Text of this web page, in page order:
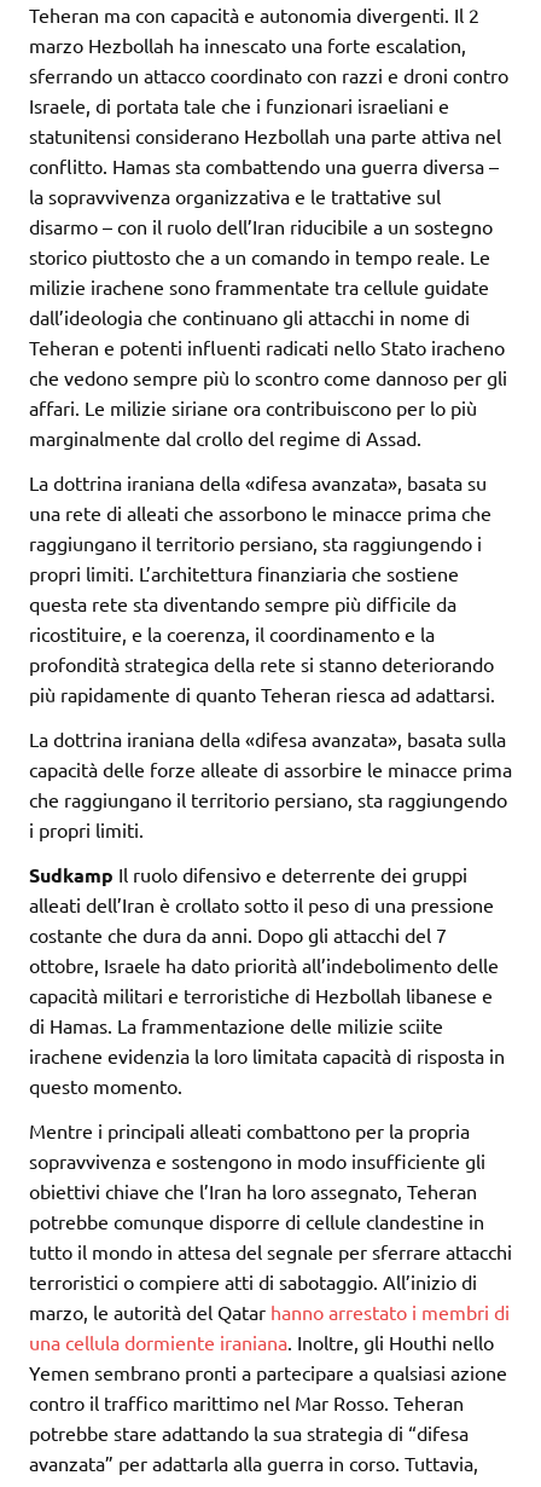
Teheran ma con capacità e autonomia divergenti. Il 2
marzo Hezbollah ha innescato una forte escalation,
sferrando un attacco coordinato con razzi e droni contro
Israele, di portata tale che i funzionari israeliani e
statunitensi considerano Hezbollah una parte attiva nel
conflitto. Hamas sta combattendo una guerra diversa –
la sopravvivenza organizzativa e le trattative sul
disarmo – con il ruolo dell’Iran riducibile a un sostegno
storico piuttosto che a un comando in tempo reale. Le
milizie irachene sono frammentate tra cellule guidate
dall’ideologia che continuano gli attacchi in nome di
Teheran e potenti influenti radicati nello Stato iracheno
che vedono sempre più lo scontro come dannoso per gli
affari. Le milizie siriane ora contribuiscono per lo più
marginalmente dal crollo del regime di Assad.
La dottrina iraniana della «difesa avanzata», basata su
una rete di alleati che assorbono le minacce prima che
raggiungano il territorio persiano, sta raggiungendo i
propri limiti. L’architettura finanziaria che sostiene
questa rete sta diventando sempre più difficile da
ricostituire, e la coerenza, il coordinamento e la
profondità strategica della rete si stanno deteriorando
più rapidamente di quanto Teheran riesca ad adattarsi.
La dottrina iraniana della «difesa avanzata», basata sulla
capacità delle forze alleate di assorbire le minacce prima
che raggiungano il territorio persiano, sta raggiungendo
i propri limiti.
Sudkamp Il ruolo difensivo e deterrente dei gruppi
alleati dell’Iran è crollato sotto il peso di una pressione
costante che dura da anni. Dopo gli attacchi del 7
ottobre, Israele ha dato priorità all’indebolimento delle
capacità militari e terroristiche di Hezbollah libanese e
di Hamas. La frammentazione delle milizie sciite
irachene evidenzia la loro limitata capacità di risposta in
questo momento.
Mentre i principali alleati combattono per la propria
sopravvivenza e sostengono in modo insufficiente gli
obiettivi chiave che l’Iran ha loro assegnato, Teheran
potrebbe comunque disporre di cellule clandestine in
tutto il mondo in attesa del segnale per sferrare attacchi
terroristici o compiere atti di sabotaggio. All’inizio di
marzo, le autorità del Qatar hanno arrestato i membri di
una cellula dormiente iraniana . Inoltre, gli Houthi nello
Yemen sembrano pronti a partecipare a qualsiasi azione
contro il traffico marittimo nel Mar Rosso. Teheran
potrebbe stare adattando la sua strategia di “difesa
avanzata” per adattarla alla guerra in corso. Tuttavia,